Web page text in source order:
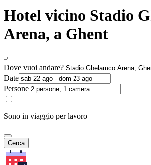
Hotel vicino Stadio
Arena, a Ghent
Dove vuoi andare?
Date
Persone
Sono in viaggio per lavoro
Cerca